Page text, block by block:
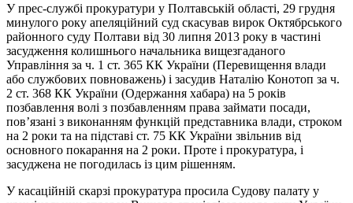
У прес-службі прокуратури у Полтавській області, 29 грудня
минулого року апеляційний суд скасував вирок Октябрського
районного суду Полтави від 30 липня 2013 року в частині
засудження колишнього начальника вищезгаданого
Управління за ч. 1 ст. 365 КК України (Перевищення влади
або службових повноважень) і засудив Наталію Конотоп за ч.
2 ст. 368 КК України (Одержання хабара) на 5 років
позбавлення волі з позбавленням права займати посади,
пов’язані з виконанням функцій представника влади, строком
на 2 роки та на підставі ст. 75 КК України звільнив від
основного покарання на 2 роки. Проте і прокуратура, і
засуджена не погодилась із цим рішенням.
У касаційній скарзі прокуратура просила Судову палату у